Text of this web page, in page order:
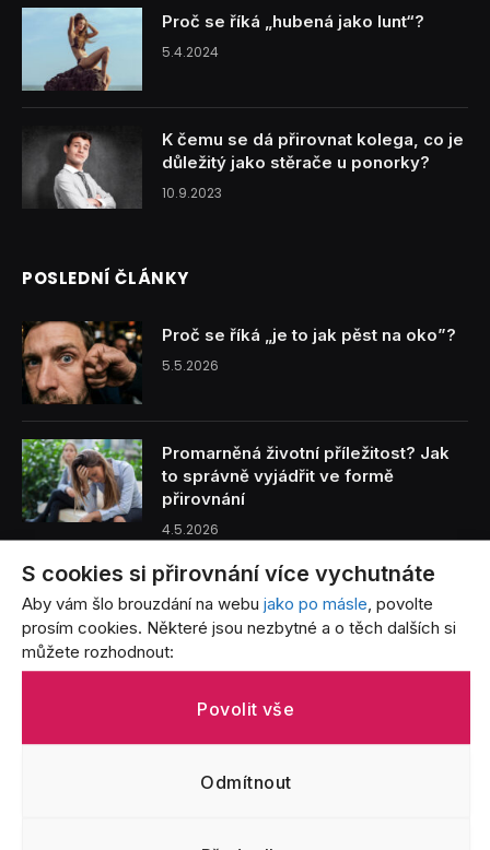
S cookies si přirovnání více vychutnáte
Aby vám šlo brouzdání na webu jako po másle , povolte
prosím cookies. Některé jsou nezbytné a o těch dalších si
můžete rozhodnout:
Povolit vše
Odmítnout
Proč se říká „hubená jako lunt“?
5.4.2024
K čemu se dá přirovnat kolega, co je
důležitý jako stěrače u ponorky?
10.9.2023
POSLEDNÍ ČLÁNKY
Proč se říká „je to jak pěst na oko”?
5.5.2026
Promarněná životní příležitost? Jak
to správně vyjádřit ve formě
přirovnání
4.5.2026
Benzín je tak drahý, že… Přirovnání,
která vystihují bolest každého řidiče
3.5.2026
Život s batoletem v přirovnáních: Od